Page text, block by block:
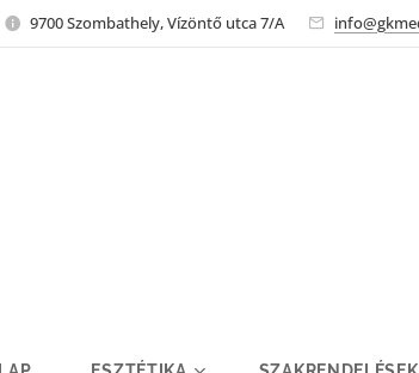
9700 Szombathely, Vízöntő utca 7/A